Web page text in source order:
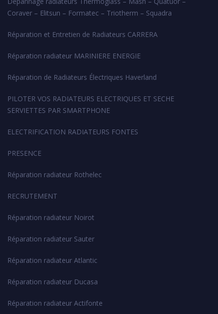
Coraver – Elitsun – Formatec – Triotherm – Squadra
Réparation et Entretien de Radiateurs CARRERA
Réparation radiateur MARINIERE ENERGIE
Réparation de Radiateurs Électriques Haverland
PILOTER VOS RADIATEURS ELECTRIQUES ET SECHE
SERVIETTES PAR SMARTPHONE
ELECTRIFICATION RADIATEURS FONTES
PRESENCE
Réparation radiateur Rothelec
RECRUTEMENT
Réparation radiateur Noirot
Réparation radiateur Sauter
Réparation radiateur Atlantic
Réparation radiateur Ducasa
Réparation radiateur Actifonte